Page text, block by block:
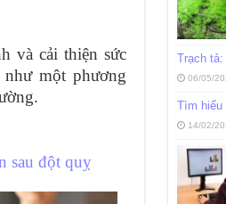
và cải thiện sức
một phương
sau đột quỵ
Trạch
06/05/
Tìm hiểu
14/02/